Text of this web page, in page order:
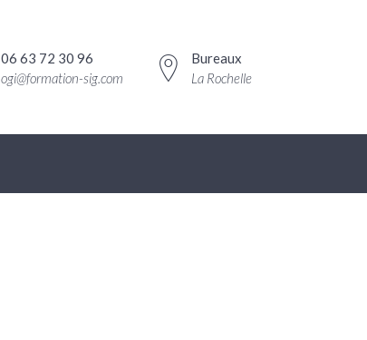
Bureaux
La Rochelle
06 63 72 30 96
ogi@formation-sig.com